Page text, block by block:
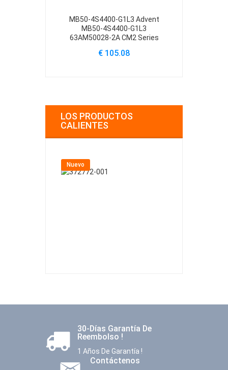
MB50-4S4400-G1L3 Advent
MB50-4S4400-G1L3
63AM50028-2A CM2 Series
€ 105.08
LOS PRODUCTOS
CALIENTES
Nuevo
30-Días Garantía De
Reembolso !
1 Años De Garantía !
Contáctenos